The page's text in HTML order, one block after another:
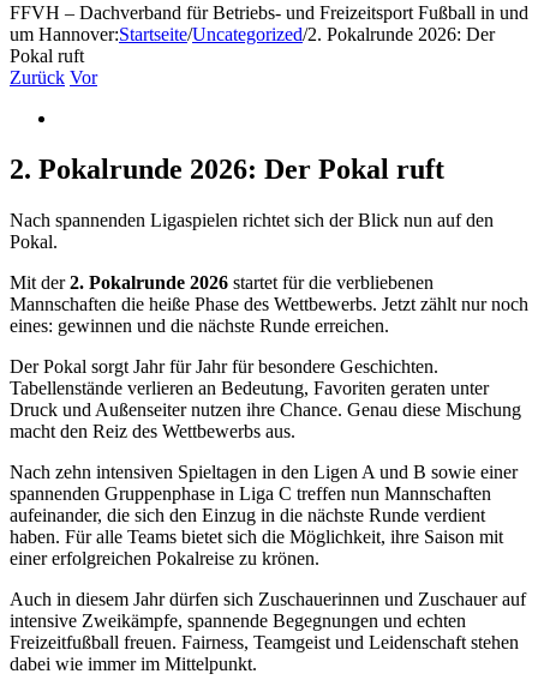
FFVH – Dachverband für Betriebs- und Freizeitsport Fußball in und
um Hannover:Startseite/Uncategorized/2. Pokalrunde 2026: Der
Pokal ruft
Zurück Vor
Bild
2. Pokalrunde 2026: Der Pokal ruft
Nach spannenden Ligaspielen richtet sich der Blick nun auf den
Pokal.
Mit der2. Pokalrunde 2026 startet für die verbliebenen
Mannschaften die heiße Phase des Wettbewerbs. Jetzt zählt nur noch
eines: gewinnen und die nächste Runde erreichen.
Der Pokal sorgt Jahr für Jahr für besondere Geschichten.
Tabellenstände verlieren an Bedeutung, Favoriten geraten unter
Druck und Außenseiter nutzen ihre Chance. Genau diese Mischung
macht den Reiz des Wettbewerbs aus.
Nach zehn intensiven Spieltagen in den Ligen A und B sowie einer
spannenden Gruppenphase in Liga C treffen nun Mannschaften
aufeinander, die sich den Einzug in die nächste Runde verdient
haben. Für alle Teams bietet sich die Möglichkeit, ihre Saison mit
einer erfolgreichen Pokalreise zu krönen.
Auch in diesem Jahr dürfen sich Zuschauerinnen und Zuschauer auf
intensive Zweikämpfe, spannende Begegnungen und echten
Freizeitfußball freuen. Fairness, Teamgeist und Leidenschaft stehen
dabei wie immer im Mittelpunkt.